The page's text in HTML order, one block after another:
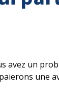
avez un
une